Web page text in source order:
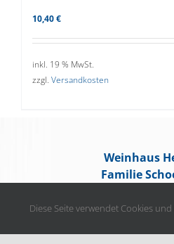
10,40 €
inkl. 19 % MwSt.
zzgl. Versandkosten
Weinhaus
Familie
56154
Diese Seite verwendet Cookies